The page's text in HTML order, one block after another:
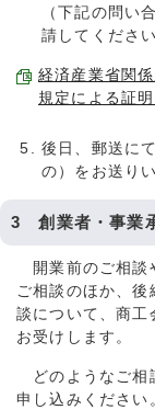
（下記の問い
請してください
経済産業省関
規定による証
後日、郵送に
の）をお送り
3 創業者・事業
開業前のご相談
ご相談のほか、後
談について、商工
お受けします。
どのようなご相
申し込みください